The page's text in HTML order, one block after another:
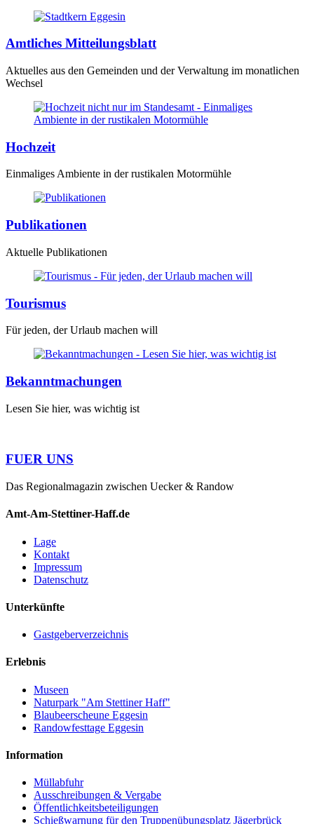
Amtliches Mitteilungsblatt
Aktuelles aus den Gemeinden und der Verwaltung im monatlichen
Wechsel
Hochzeit
Einmaliges Ambiente in der rustikalen Motormühle
Publikationen
Aktuelle Publikationen
Tourismus
Für jeden, der Urlaub machen will
Bekanntmachungen
Lesen Sie hier, was wichtig ist
FUER UNS
Das Regionalmagazin zwischen Uecker & Randow
Amt-Am-Stettiner-Haff.de
Lage
Kontakt
Impressum
Datenschutz
Unterkünfte
Gastgeberverzeichnis
Erlebnis
Museen
Naturpark "Am Stettiner Haff"
Blaubeerscheune Eggesin
Randowfesttage Eggesin
Information
Müllabfuhr
Ausschreibungen & Vergabe
Öffentlichkeitsbeteiligungen
Schießwarnung für den Truppenübungsplatz Jägerbrück